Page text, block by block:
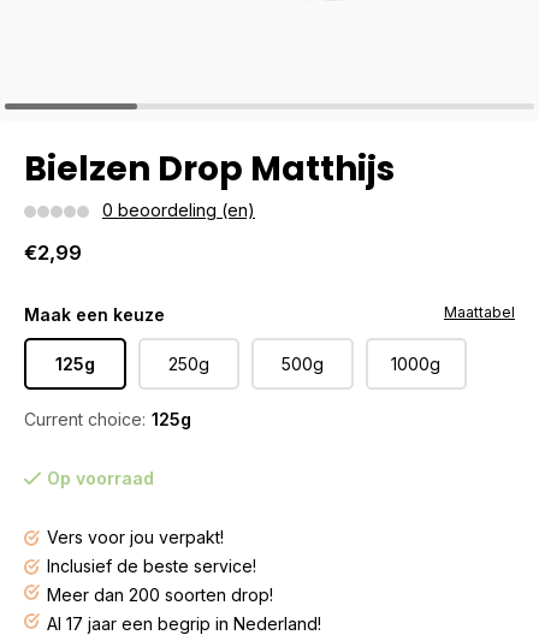
Bielzen Drop Matthijs
0 beoordeling (en)
€2,99
Maak een keuze
125g 250g 500g 1000g
Current choice: 125g
Maattabel
Op voorraad
Vers voor jou verpakt!
Inclusief de beste service!
Meer dan 200 soorten drop!
Al 17 jaar een begrip in Nederland!